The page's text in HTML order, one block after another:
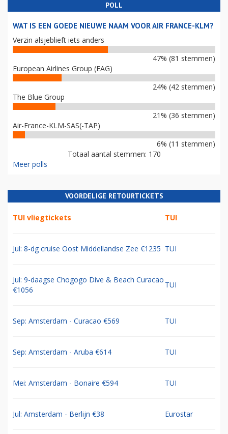
POLL
WAT IS EEN GOEDE NIEUWE NAAM VOOR AIR FRANCE-KLM?
Verzin alsjeblieft iets anders
47% (81 stemmen)
European Airlines Group (EAG)
24% (42 stemmen)
The Blue Group
21% (36 stemmen)
Air-France-KLM-SAS(-TAP)
6% (11 stemmen)
Totaal aantal stemmen: 170
Meer polls
VOORDELIGE RETOURTICKETS
TUI vliegtickets TUI
Jul: 8-dg cruise Oost Middellandse Zee €1235 TUI
Jul: 9-daagse Chogogo Dive & Beach Curacao
€1056
TUI
Sep: Amsterdam - Curacao €569 TUI
Sep: Amsterdam - Aruba €614 TUI
Mei: Amsterdam - Bonaire €594 TUI
Jul: Amsterdam - Berlijn €38 Eurostar